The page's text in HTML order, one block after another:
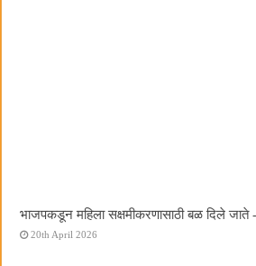
भाजपकडून महिला सक्षमीकरणासाठी बळ दिले
20th April 2026